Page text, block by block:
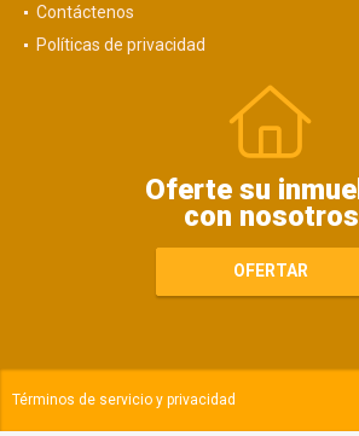
Contáctenos
Políticas de privacidad
Oferte su
con nosotros
OFERTAR
Términos de servicio y privacidad